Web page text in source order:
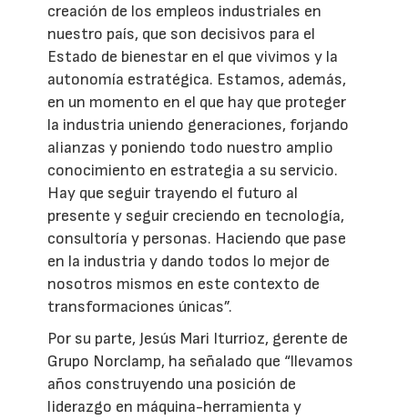
creación de los empleos industriales en
nuestro país, que son decisivos para el
Estado de bienestar en el que vivimos y la
autonomía estratégica. Estamos, además,
en un momento en el que hay que proteger
la industria uniendo generaciones, forjando
alianzas y poniendo todo nuestro amplio
conocimiento en estrategia a su servicio.
Hay que seguir trayendo el futuro al
presente y seguir creciendo en tecnología,
consultoría y personas. Haciendo que pase
en la industria y dando todos lo mejor de
nosotros mismos en este contexto de
transformaciones únicas”.
Por su parte, Jesús Mari Iturrioz, gerente de
Grupo Norclamp, ha señalado que “llevamos
años construyendo una posición de
liderazgo en máquina-herramienta y